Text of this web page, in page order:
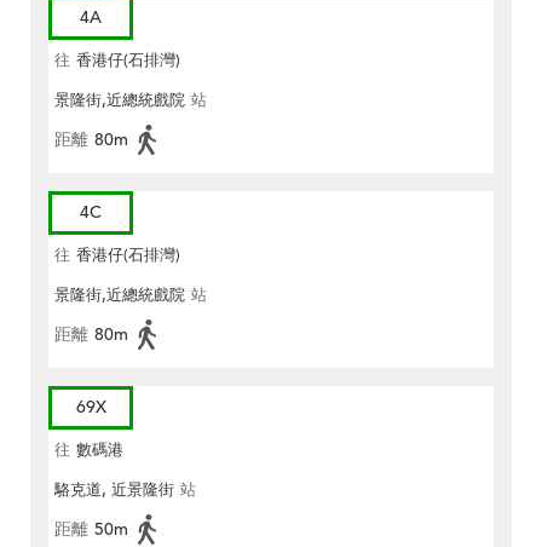
4A
往 香港仔(石排灣)
景隆街,近總統戲院 站
距離 80m
4C
往 香港仔(石排灣)
景隆街,近總統戲院 站
距離 80m
69X
往 數碼港
駱克道, 近景隆街 站
距離 50m